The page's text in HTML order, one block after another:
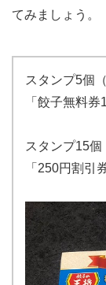
てみましょう。
スタンプ5個
「餃子無料券
スタンプ15個
「250円割引